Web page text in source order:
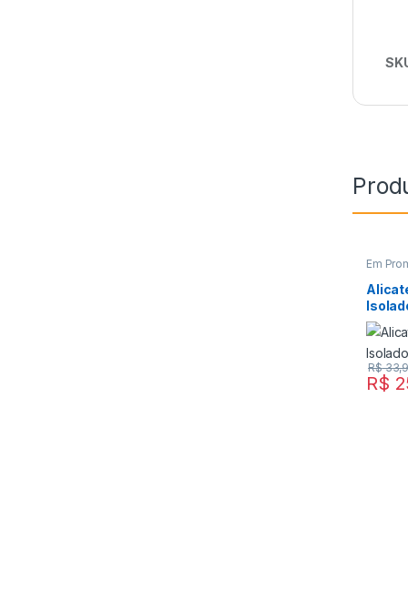
Em
R$
R$